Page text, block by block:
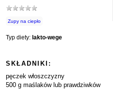
Zupy na ciepło
Typ diety: lakto-wege
SKŁADNIKI:
pęczek włoszczyzny
500 g maślaków lub prawdziwków